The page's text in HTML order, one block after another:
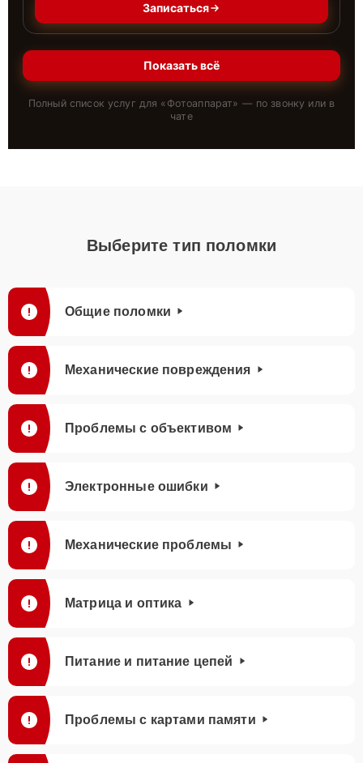
Записаться
Показать всё
Полный список услуг для « Фотоаппарат» — по звонку или в
чате
Выберите тип поломки
Общие поломки
Механические повреждения
Проблемы с объективом
Электронные ошибки
Механические проблемы
Матрица и оптика
Питание и питание цепей
Проблемы с картами памяти